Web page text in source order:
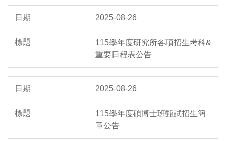
2025-08-26
115學年度研究所各項招生考科&
重要日程表公告
2025-08-26
115學年度碩博士班甄試招生簡
章公告